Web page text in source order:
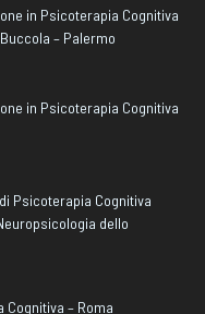
in Psicoterapia Cognitiva
– Palermo
in Psicoterapia Cognitiva
Psicoterapia Cognitiva
dello
– Roma